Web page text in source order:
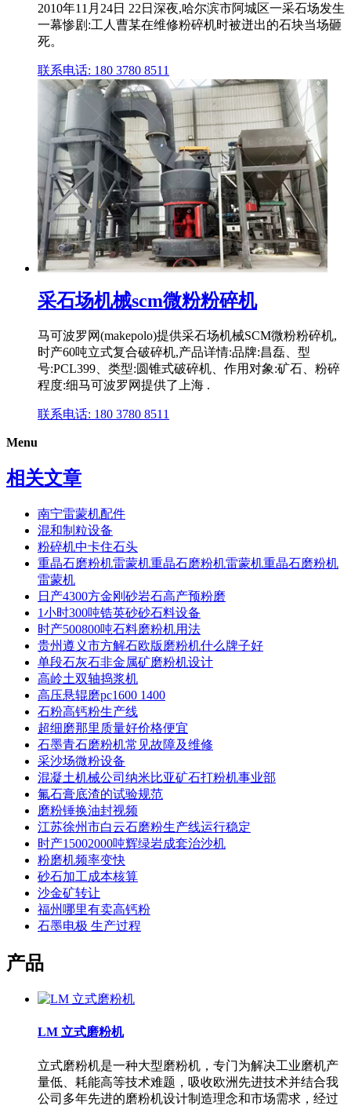
2010年11月24日 22日深夜,哈尔滨市阿城区一采石场发生
一幕惨剧:工人曹某在维修粉碎机时被迸出的石块当场砸
死。
联系电话: 180 3780 8511
采石场机械scm微粉粉碎机
马可波罗网(makepolo)提供采石场机械SCM微粉粉碎机,
时产60吨立式复合破碎机,产品详情:品牌:昌磊、型
号:PCL399、类型:圆锥式破碎机、作用对象:矿石、粉碎
程度:细马可波罗网提供了上海 .
联系电话: 180 3780 8511
Menu
相关文章
南宁雷蒙机配件
混和制粒设备
粉碎机中卡住石头
重晶石磨粉机雷蒙机重晶石磨粉机雷蒙机重晶石磨粉机
雷蒙机
日产4300方金刚砂岩石高产预粉磨
1小时300吨锆英砂砂石料设备
时产500800吨石料磨粉机用法
贵州遵义市方解石欧版磨粉机什么牌子好
单段石灰石非金属矿磨粉机设计
高岭土双轴捣浆机
高压悬辊磨pc1600 1400
石粉高钙粉生产线
超细磨那里质量好价格便宜
石墨青石磨粉机常见故障及维修
采沙场微粉设备
混凝土机械公司纳米比亚矿石打粉机事业部
氟石膏底渣的试验规范
磨粉锤换油封视频
江苏徐州市白云石磨粉生产线运行稳定
时产15002000吨辉绿岩成套治沙机
粉磨机频率变快
砂石加工成本核算
沙金矿转让
福州哪里有卖高钙粉
石墨电极 生产过程
产品
LM 立式磨粉机
立式磨粉机是一种大型磨粉机，专门为解决工业磨机产
量低、耗能高等技术难题，吸收欧洲先进技术并结合我
公司多年先进的磨粉机设计制造理念和市场需求，经过